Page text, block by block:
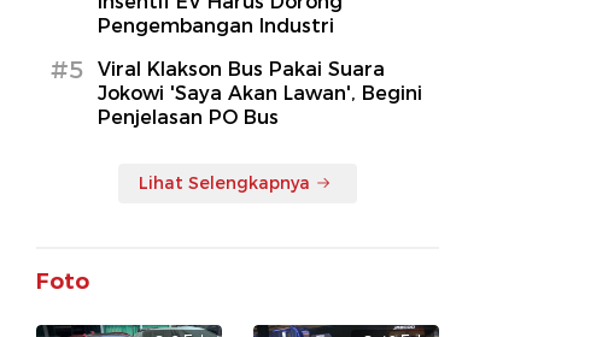
Pengembangan Industri
#5
Viral Klakson Bus Pakai Suara
Jokowi 'Saya Akan Lawan', Begini
Penjelasan PO Bus
Lihat Selengkapnya
Foto